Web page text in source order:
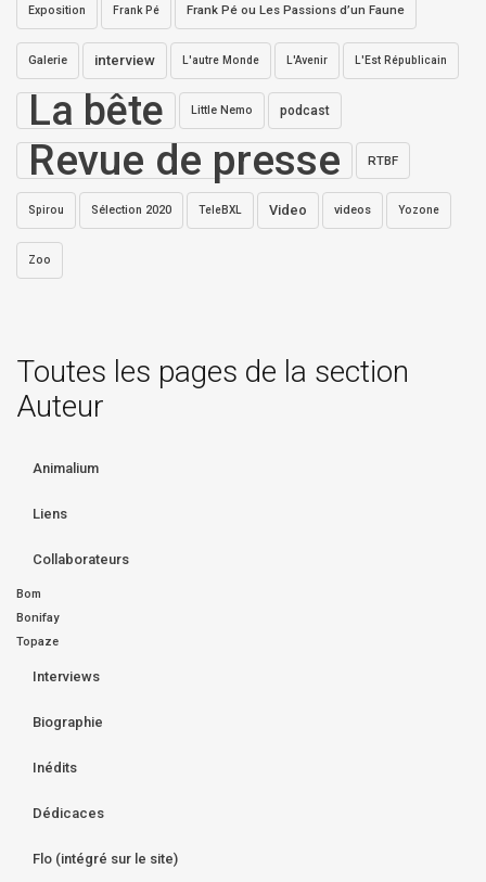
Exposition Frank Pé Frank Pé ou Les Passions d’un Faune
Galerie interview L'autre Monde L'Avenir L'Est Républicain
La bête Little Nemo podcast
Revue de presse RTBF
Spirou Sélection 2020 TeleBXL Video videos Yozone
Zoo
Toutes les pages de la section
Auteur
Animalium
Liens
Collaborateurs
Bom
Bonifay
Topaze
Interviews
Biographie
Inédits
Dédicaces
Flo (intégré sur le site)